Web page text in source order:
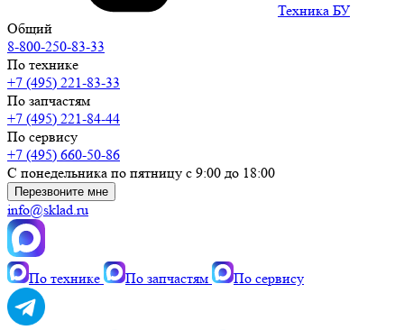
Техника БУ
Общий
8-800-250-83-33
По технике
+7 (495) 221-83-33
По запчастям
+7 (495) 221-84-44
По сервису
+7 (495) 660-50-86
С понедельника по пятницу с 9:00 до 18:00
Перезвоните мне
info@sklad.ru
По технике По запчастям По сервису